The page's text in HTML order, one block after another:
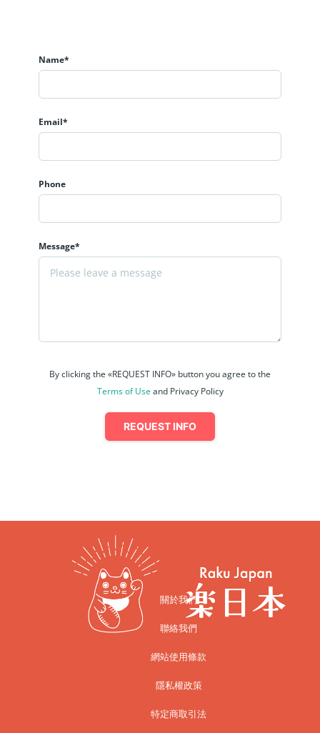
Name*
Email*
Phone
Message*
By clicking the «REQUEST INFO» button you agree to the
Terms of Use and Privacy Policy
REQUEST INFO
關於我們
聯絡我們
網站使用條款
隱私權政策
特定商取引法